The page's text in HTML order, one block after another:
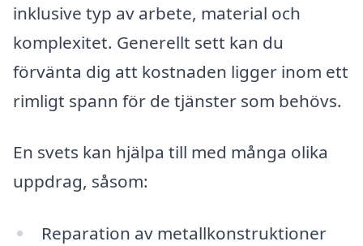
inklusive typ av arbete, material och
komplexitet. Generellt sett kan du
förvänta dig att kostnaden ligger inom ett
rimligt spann för de tjänster som behövs.
En svets kan hjälpa till med många olika
uppdrag, såsom:
Reparation av metallkonstruktioner